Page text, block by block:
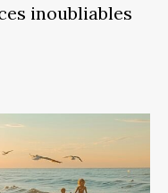
inoubliables